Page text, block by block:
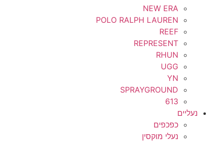
NEW ERA
POLO RALPH LAUREN
REEF
REPRESENT
RHUN
UGG
YN
SPRAYGROUND
613
נעליים
כפכפים
נעלי מוקסין